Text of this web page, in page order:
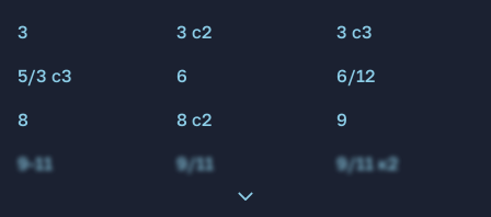
3
3 с2
3 с3
5/3 с3
6
6/12
8
8 с2
9
9-11
9/11 9/11 к2